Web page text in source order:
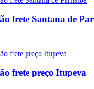
frete Santana de
frete preço Itupeva